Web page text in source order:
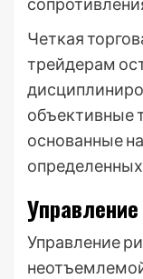
Четкая
трейдерам
объективные
основанные
Управление